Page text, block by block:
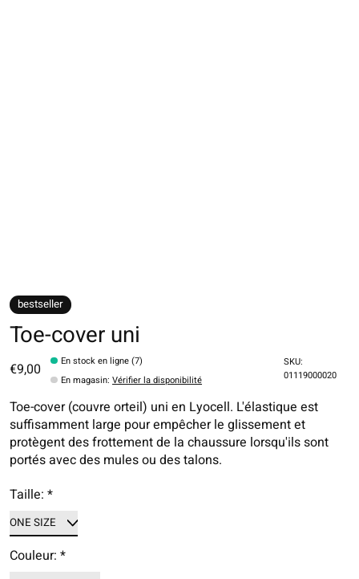
bestseller
Toe-cover uni
€9,00
En stock en ligne (7)
En magasin:Vérifier la disponibilité
SKU:
01119000020
Toe-cover (couvre orteil) uni en Lyocell. L'élastique est
suffisamment large pour empêcher le glissement et
protègent des frottement de la chaussure lorsqu'ils sont
portés avec des mules ou des talons.
Taille: *
Couleur: *